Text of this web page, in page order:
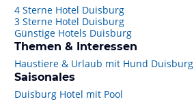
4 Sterne Hotel Duisburg
3 Sterne Hotel Duisburg
Günstige Hotels Duisburg
Themen & Interessen
Haustiere & Urlaub mit Hund Duisburg
Saisonales
Duisburg Hotel mit Pool